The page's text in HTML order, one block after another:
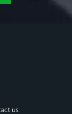
us.